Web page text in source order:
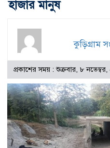
হাজার মানুষ
কুড়িগ্রাম
প্রকাশের সময় : শুক্রবার, ৮